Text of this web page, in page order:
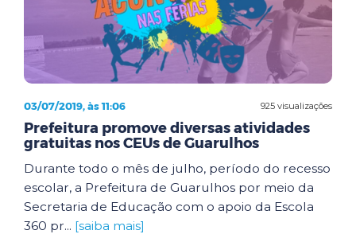
925 visualizações
03/07/2019, às 11:06
Prefeitura promove diversas atividades
gratuitas nos CEUs de Guarulhos
Durante todo o mês de julho, período do recesso
escolar, a Prefeitura de Guarulhos por meio da
Secretaria de Educação com o apoio da Escola
360 pr... [saiba mais]